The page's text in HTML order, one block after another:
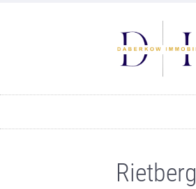
Rietberg